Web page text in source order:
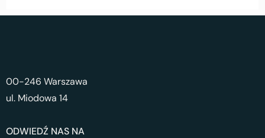
00-246 Warszawa
ul. Miodowa 14
ODWIEDŹ NAS NA